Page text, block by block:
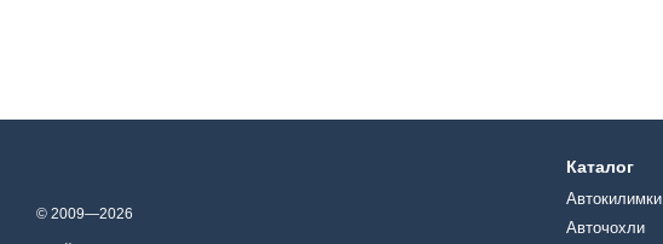
© 2009—2026
Каталог
Автокилимки
Авточохли